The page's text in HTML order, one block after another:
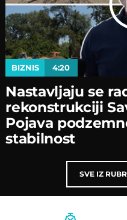
BIZNIS 4:20
Nastavljaјu se
rekonstrukciјi
Poјava
stabilnost
SVE IZ